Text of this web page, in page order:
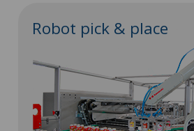
Robot pick & place